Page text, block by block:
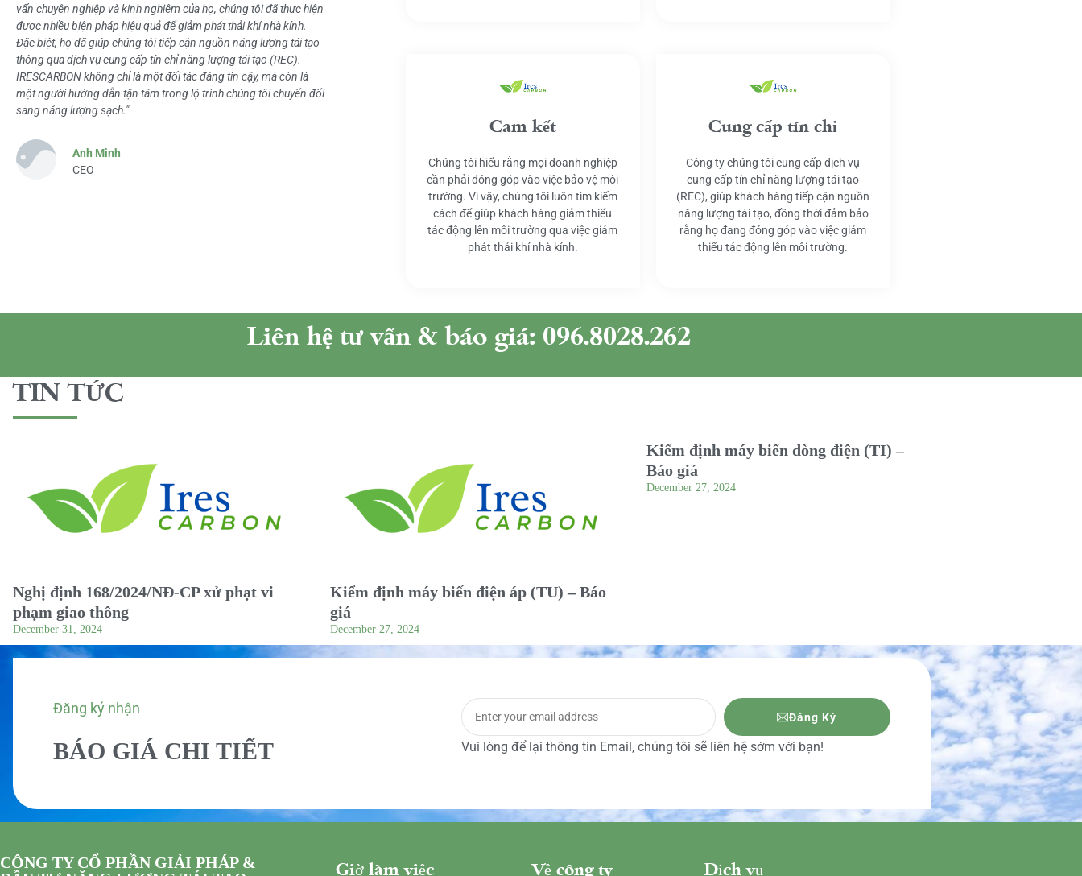
vấn chuyên nghiệp và kinh nghiệm của họ, chúng tôi đã thực hiện
được nhiều biện pháp hiệu quả để giảm phát thải khí nhà kính.
Đặc biệt, họ đã giúp chúng tôi tiếp cận nguồn năng lượng tái tạo
thông qua dịch vụ cung cấp tín chỉ năng lượng tái tạo (REC).
IRESCARBON không chỉ là một đối tác đáng tin cậy, mà còn là
một người hướng dẫn tận tâm trong lộ trình chúng tôi chuyển đổi
sang năng lượng sạch."
Anh Minh
CEO
Cam kết
Chúng tôi hiểu rằng mọi doanh nghiệp
cần phải đóng góp vào việc bảo vệ môi
trường. Vì vậy, chúng tôi luôn tìm kiếm
cách để giúp khách hàng giảm thiểu
tác động lên môi trường qua việc giảm
phát thải khí nhà kính.
Cung cấp tín chỉ
Công ty chúng tôi cung cấp dịch vụ
cung cấp tín chỉ năng lượng tái tạo
(REC), giúp khách hàng tiếp cận nguồn
năng lượng tái tạo, đồng thời đảm bảo
rằng họ đang đóng góp vào việc giảm
thiểu tác động lên môi trường.
Liên hệ tư vấn & báo giá: 096.8028.262
TIN TỨC
Nghị định 168/2024/NĐ-CP xử phạt vi
phạm giao thông
December 31, 2024
Kiểm định máy biến điện áp (TU) – Báo
giá
December 27, 2024
Kiểm định máy biến dòng điện (TI) –
Báo giá
December 27, 2024
Đăng ký nhận
BÁO GIÁ CHI TIẾT
Đăng Ký
Vui lòng để lại thông tin Email, chúng tôi sẽ liên hệ sớm với bạn!
CÔNG TY CỔ PHẦN GIẢI PHÁP &
Giờ làm việc Về công ty Dịch vụ